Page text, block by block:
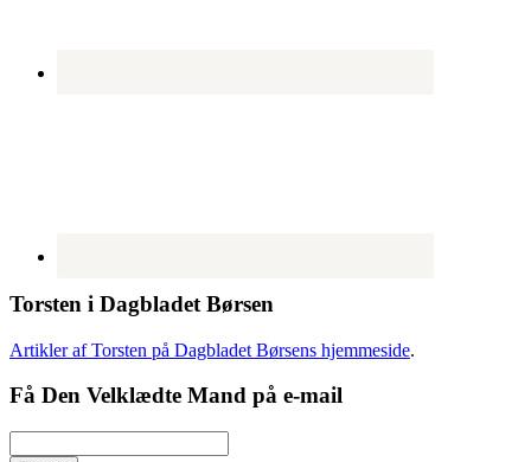
Torsten i Dagbladet Børsen
Artikler af Torsten på Dagbladet Børsens hjemmeside.
Få Den Velklædte Mand på e-mail